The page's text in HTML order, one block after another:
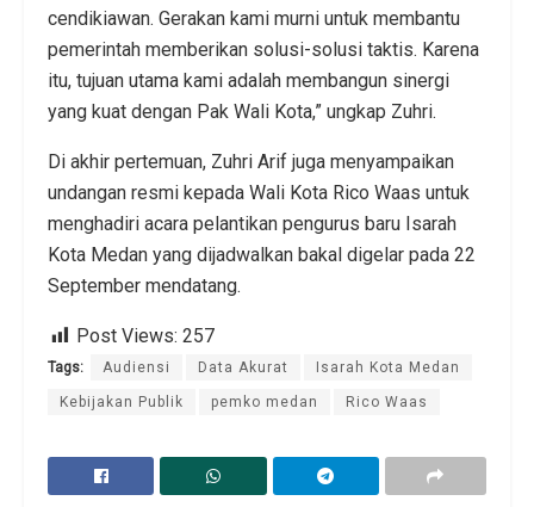
cendikiawan. Gerakan kami murni untuk membantu
pemerintah memberikan solusi-solusi taktis. Karena
itu, tujuan utama kami adalah membangun sinergi
yang kuat dengan Pak Wali Kota,” ungkap Zuhri.
​Di akhir pertemuan, Zuhri Arif juga menyampaikan
undangan resmi kepada Wali Kota Rico Waas untuk
menghadiri acara pelantikan pengurus baru Isarah
Kota Medan yang dijadwalkan bakal digelar pada 22
September mendatang.
Post Views: 257
Tags: Audiensi Data Akurat Isarah Kota Medan
Kebijakan Publik pemko medan Rico Waas